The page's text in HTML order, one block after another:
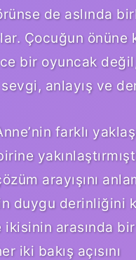
de aslında
Çocuğun önüne
bir oyuncak
anlayış ve
farklı
arayışını
duygu derinliğini
ikisinin arasında
iki bakış açısını